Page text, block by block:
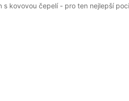
kovovou čepelí - pro ten nejlepší